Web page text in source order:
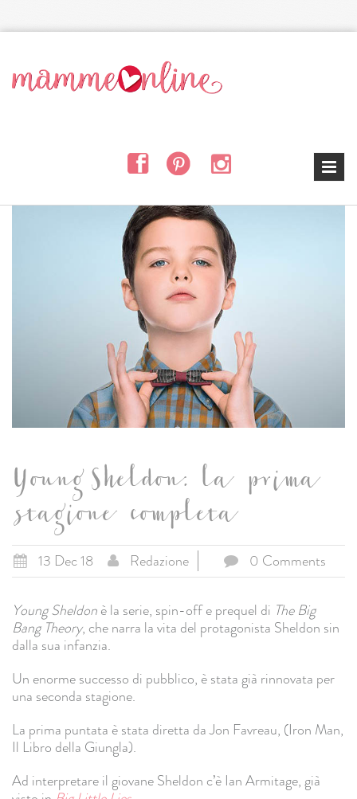
Young Sheldon: la prima
stagione completa
13 Dec 18 Redazione 0 Comments
Young Sheldonè la serie, spin-off e prequel di The Big
Bang Theory, che narra la vita del protagonista Sheldon sin
dalla sua infanzia.
Un enorme successo di pubblico, è stata già rinnovata per
una seconda stagione.
La prima puntata è stata diretta da Jon Favreau, (Iron Man,
Il Libro della Giungla).
Ad interpretare il giovane Sheldon c’è Ian Armitage, già